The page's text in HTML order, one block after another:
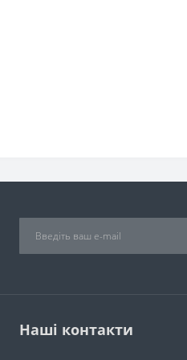
Наші контакти